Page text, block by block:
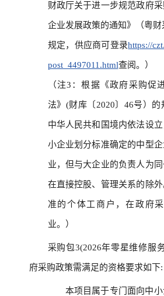
财政厅关于进一步规范政府
企业发展政策的通知》（粤
规定，供应商可登录https://
post_4497011.html查阅。）
（注3：根据《政府采购促
法》(财库〔2020〕46号）
中华人民共和国境内依法设
小企业划分标准确定的中型
业，但与大企业的负责人为
在直接控股、管理关系的除
准的个体工商户，在政府
业。）
采购包3(2026年零星维修服
府采购政策需满足的资格要求如下:
本项目属于专门面向中